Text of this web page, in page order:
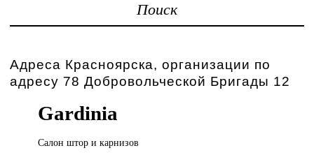
Поиск
Адреса Красноярска, организации по
адресу 78 Добровольческой Бригады 12
Gardinia
Салон штори карнизов